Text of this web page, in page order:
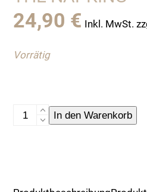
24,90 € Inkl. MwSt.
Vorrätig
Geschirrtuch,
Menge
In den Warenkorb